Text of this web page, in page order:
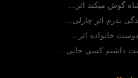
گوش میکند اثر...
پدرم اثر چارلی...
دوست خانواده اثر...
داشتم کسی جایی...